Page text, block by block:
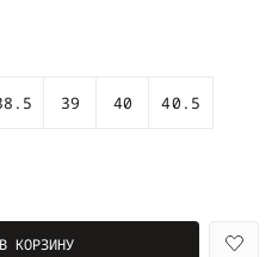
39 40 40.5
В КОРЗИНУ